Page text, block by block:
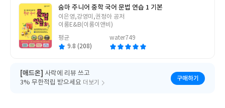
숨마 주니어 중학 국어 문법 연습 1 기본
글
쓴
이은영,강영미,권정아 공저
이룸E&B(이룸이앤비)
평균
9.8 (208)
water749
[애드온] 사락에 리뷰 쓰고
3% 무한적립 받으세요 더보기
구매하기